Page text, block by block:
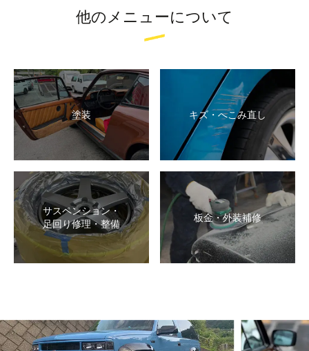
他のメニューについて
塗装 キズ・へこみ直し
サスペンション・
足回り修理・整備
板金・外装補修